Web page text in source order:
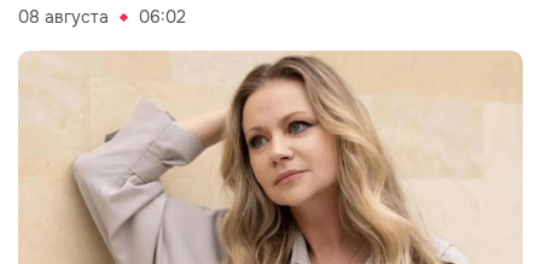
08 августа 06:02